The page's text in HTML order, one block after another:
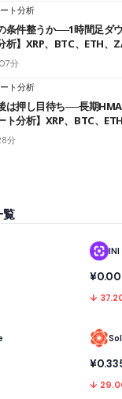
ト分析
条件整うか──1時間足ダ
析】XRP、BTC、ETH、
分
ト分析
は押し目待ち──長期
分析】XRP、BTC、
分
覧
INI
↓
↓